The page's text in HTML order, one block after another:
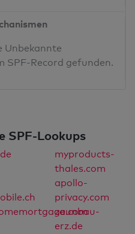
Unbekannte
SPF-Record gefunden.
SPF-Lookups
myproducts-
thales.com
apollo-
privacy.com
zaunbau-
erz.de